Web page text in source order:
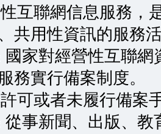
互聯網信息服務，
共用性資訊的服務
家對經營性互聯網
務實行備案制度。
可或者未履行備案
事新聞、出版、教